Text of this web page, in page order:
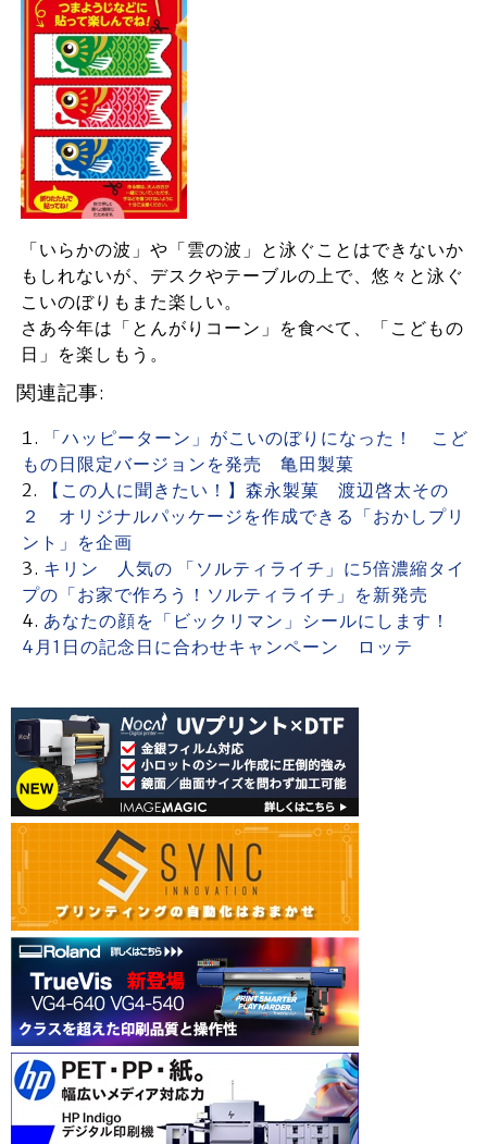
「いらかの波」や「雲の波」と泳ぐことはできないか
もしれないが、デスクやテーブルの上で、悠々と泳ぐ
こいのぼりもまた楽しい。
さあ今年は「とんがりコーン」を食べて、「こどもの
日」を楽しもう。
関連記事:
「ハッピーターン」がこいのぼりになった！ こど
もの日限定バージョンを発売 亀田製菓
【この人に聞きたい！】森永製菓 渡辺啓太その
２ オリジナルパッケージを作成できる「おかしプリ
ント」を企画
キリン 人気の 「ソルティライチ」に5倍濃縮タイ
プの「お家で作ろう！ソルティライチ」を新発売
あなたの顔を「ビックリマン」シールにします！
4月1日の記念日に合わせキャンペーン ロッテ